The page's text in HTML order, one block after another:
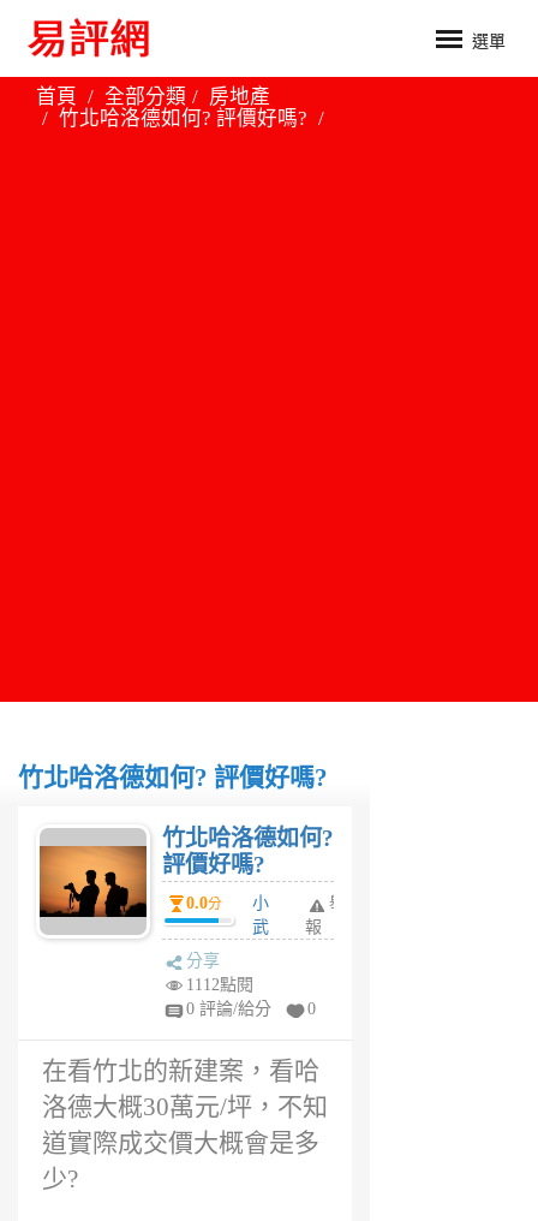
選單
首頁 全部分類
房地產
竹北哈洛德如何? 評價好嗎?
竹北哈洛德如何? 評價好嗎?
竹北哈洛德如何?
評價好嗎?
0.0分
小
武
前
舉
報
分享
1112點閱
0 評論/給分
0
在看竹北的新建案，看哈
洛德大概30萬元/坪，不知
道實際成交價大概會是多
少?